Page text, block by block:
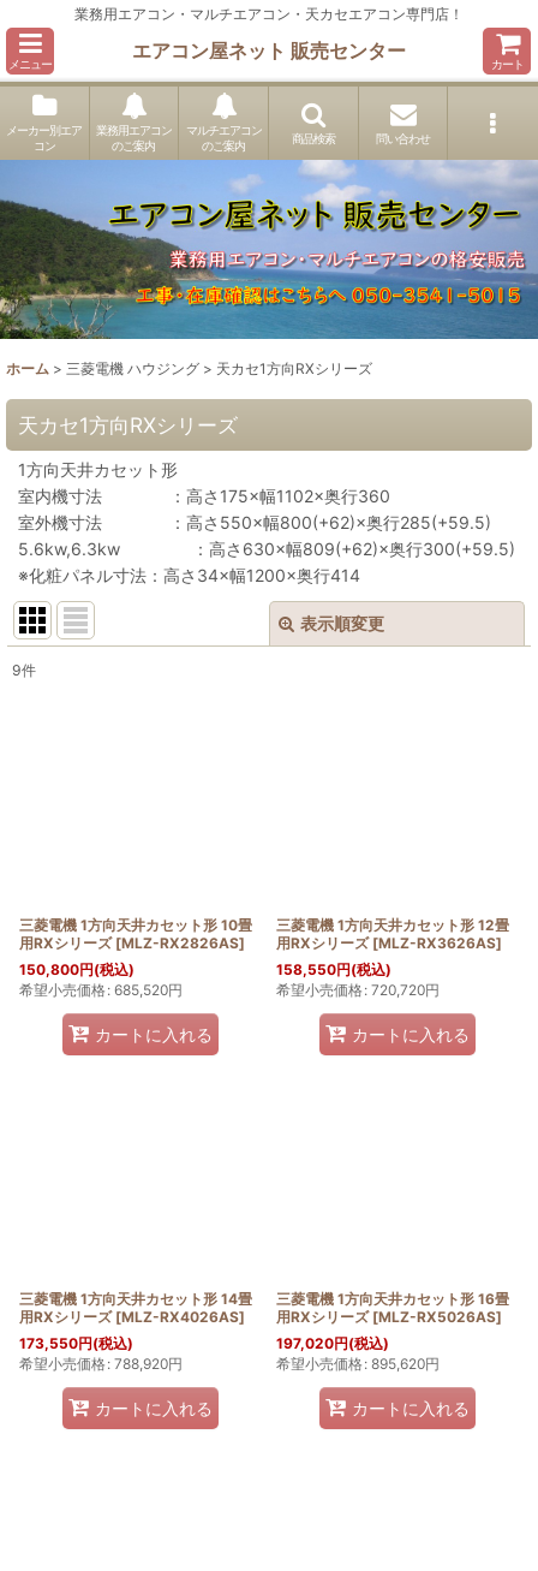
業務用エアコン・マルチエアコン・天カセエアコン専門店！
メニュー
エアコン屋ネット 販売センター
カート
メーカー別エア
コン
業務用エアコン
のご案内
マルチエアコン
のご案内
商品検索 問い合わせ
ホーム > 三菱電機 ハウジング > 天カセ1方向RXシリーズ
天カセ1方向RXシリーズ
1方向天井カセット形
室内機寸法 ：高さ175×幅1102×奥行360
室外機寸法 ：高さ550×幅800(+62)×奥行285(+59.5)
5.6kw,6.3kw ：高さ630×幅809(+62)×奥行300(+59.5)
※化粧パネル寸法：高さ34×幅1200×奥行414
表示順変更
9件
三菱電機 1方向天井カセット形 10畳
用RXシリーズ [MLZ-RX2826AS]
150,800円(税込)
希望小売価格: 685,520円
カートに入れる
三菱電機 1方向天井カセット形 12畳
用RXシリーズ [MLZ-RX3626AS]
158,550円(税込)
希望小売価格: 720,720円
カートに入れる
三菱電機 1方向天井カセット形 14畳
用RXシリーズ [MLZ-RX4026AS]
173,550円(税込)
希望小売価格: 788,920円
カートに入れる
三菱電機 1方向天井カセット形 16畳
用RXシリーズ [MLZ-RX5026AS]
197,020円(税込)
希望小売価格: 895,620円
カートに入れる